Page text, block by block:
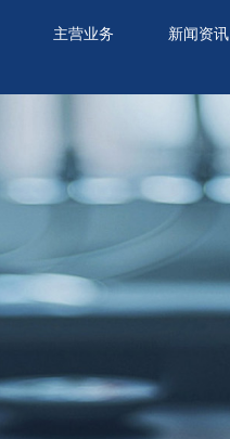
主营业务 新闻资讯